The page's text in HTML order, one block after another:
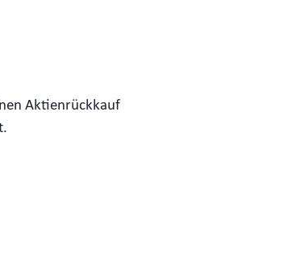
Aktienrückkauf